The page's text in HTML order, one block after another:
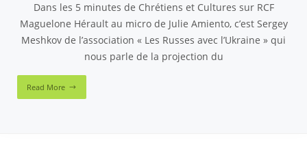
Dans les 5 minutes de Chrétiens et Cultures sur RCF
Maguelone Hérault au micro de Julie Amiento, c’est Sergey
Meshkov de l’association « Les Russes avec l’Ukraine » qui
nous parle de la projection du
Read More